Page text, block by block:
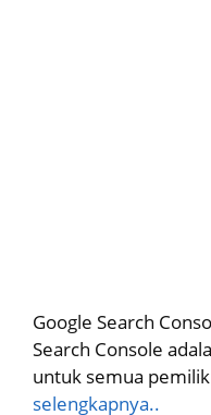
Google Search
Search Console
untuk semua
selengkapnya..